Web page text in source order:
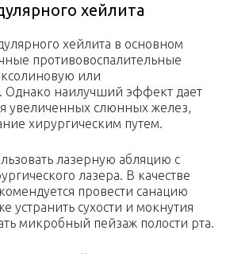
хейлита
хейлита в основном
противовоспалительные
или
Однако наилучший эффект дает
увеличенных слюнных желез,
хирургическим путем.
лазерную абляцию с
лазера. В качестве
провести санацию
устранить сухости и мокнутия
микробный пейзаж полости рта.